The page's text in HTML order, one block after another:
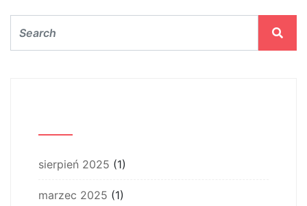
sierpień 2025 (1)
marzec 2025 (1)